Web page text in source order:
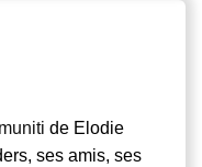
de Elodie
ses amis, ses